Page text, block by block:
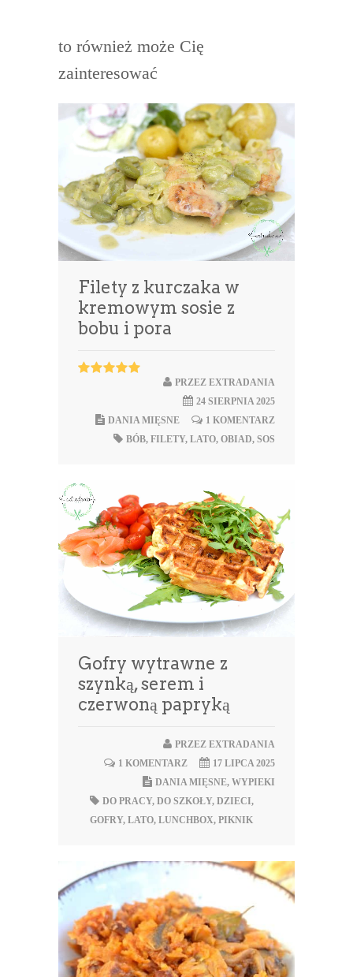
to również może Cię
zainteresować
Filety z kurczaka w
kremowym sosie z
bobu i pora
PRZEZ EXTRADANIA
24 SIERPNIA 2025
1 KOMENTARZ
DANIA MIĘSNE
BÓB, FILETY, LATO, OBIAD, SOS
Gofry wytrawne z
szynką, serem i
czerwoną papryką
PRZEZ EXTRADANIA
17 LIPCA 2025
1 KOMENTARZ
DANIA MIĘSNE, WYPIEKI
DO PRACY, DO SZKOŁY, DZIECI,
GOFRY, LATO, LUNCHBOX, PIKNIK